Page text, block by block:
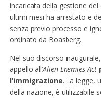
incaricata della gestione del
ultimi mesi ha arrestato e
senza previo processo e
ordinato da Boasberg.
Nel suo discorso
appello all’Alien Enemies Act
l’immigrazione. La legge,
della nazione, è utilizzabile